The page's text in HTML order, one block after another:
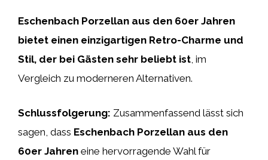
Eschenbach Porzellan aus den 60er Jahren
bietet einen einzigartigen Retro-Charme und
Stil, der bei Gästen sehr beliebt ist, im
Vergleich zu moderneren Alternativen.
Schlussfolgerung: Zusammenfassend lässt sich
sagen, dass Eschenbach Porzellan aus den
60er Jahren eine hervorragende Wahl für